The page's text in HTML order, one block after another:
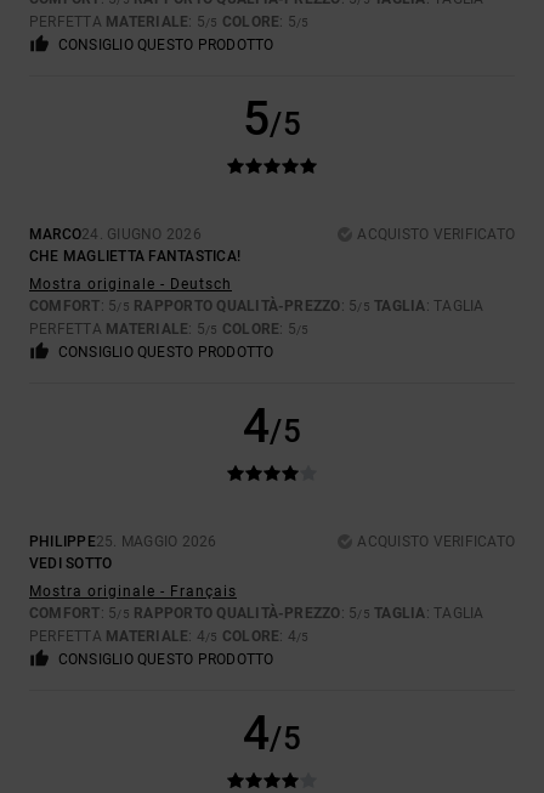
PERFETTA MATERIALE: 5/5 COLORE: 5/5
CONSIGLIO QUESTO PRODOTTO
5/5
MARCO24. GIUGNO 2026
ACQUISTO VERIFICATO
CHE MAGLIETTA FANTASTICA!
Mostra originale - Deutsch
COMFORT: 5/5 RAPPORTO QUALITÀ-PREZZO: 5/5 TAGLIA: TAGLIA
PERFETTA MATERIALE: 5/5 COLORE: 5/5
CONSIGLIO QUESTO PRODOTTO
4/5
PHILIPPE25. MAGGIO 2026
ACQUISTO VERIFICATO
VEDI SOTTO
Mostra originale - Français
COMFORT: 5/5 RAPPORTO QUALITÀ-PREZZO: 5/5 TAGLIA: TAGLIA
PERFETTA MATERIALE: 4/5 COLORE: 4/5
CONSIGLIO QUESTO PRODOTTO
4/5